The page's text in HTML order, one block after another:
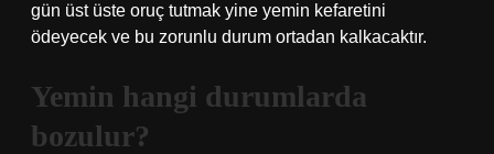
gün üst üste oruç tutmak yine yemin kefaretini
ödeyecek ve bu zorunlu durum ortadan kalkacaktır.
Yemin hangi durumlarda
bozulur?